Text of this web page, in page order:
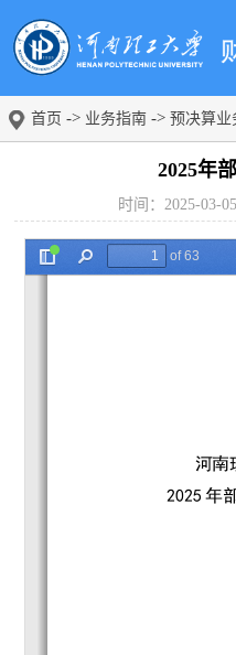
首页 -> 业务指南 -> 预决算业
2025年
时间：2025-03-05